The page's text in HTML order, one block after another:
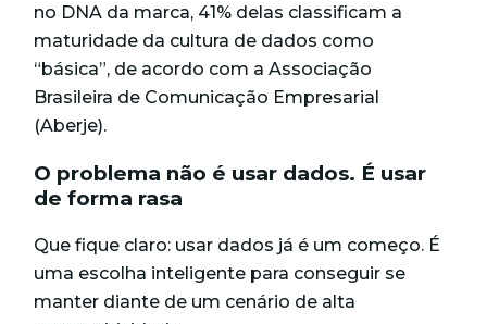
no DNA da marca, 41% delas classificam a
maturidade da cultura de dados como
“básica”, de acordo com a Associação
Brasileira de Comunicação Empresarial
(Aberje).
O problema não é usar dados. É usar
de forma rasa
Que fique claro: usar dados já é um começo. É
uma escolha inteligente para conseguir se
manter diante de um cenário de alta